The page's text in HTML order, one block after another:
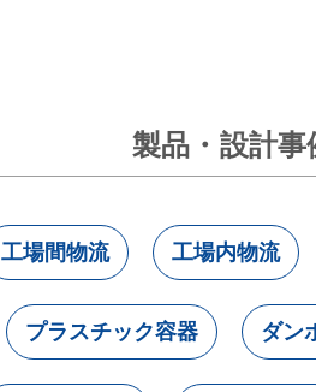
製品・設計
工場間物流 工場内物流
プラスチック容器 ダン